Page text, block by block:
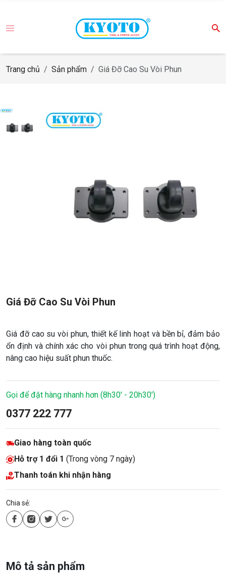
Trang chủ Sản phẩm Giá Đỡ Cao Su Vòi Phun
Giá Đỡ Cao Su Vòi Phun
Giá đỡ cao su vòi phun, thiết kế linh hoạt và bền bỉ, đảm bảo
ổn định và chính xác cho vòi phun trong quá trình hoạt động,
nâng cao hiệu suất phun thuốc.
Gọi để đặt hàng nhanh hơn (8h30' - 20h30')
0377 222 777
Giao hàng toàn quốc
Hỗ trợ 1 đổi 1 (Trong vòng 7 ngày)
Thanh toán khi nhận hàng
Chia sẻ:
Mô tả sản phẩm